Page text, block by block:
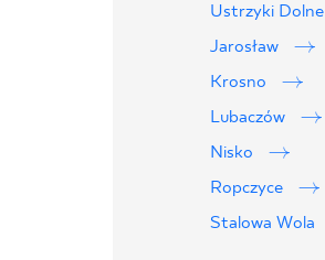
Ustrzyki Dolne
Jarosław
Krosno
Lubaczów
Nisko
Ropczyce
Stalowa Wola